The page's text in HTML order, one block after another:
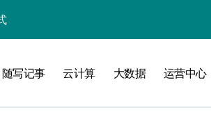
随写记事 云计算 大数据 运营中心